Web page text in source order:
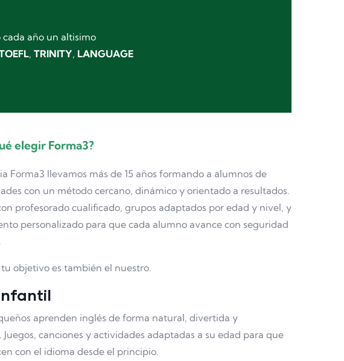
año un altisimo
, TRINITY, LANGUAGE
elegir Forma3?
Forma3 llevamos más de 15 años formando a alumnos de
con un método cercano, dinámico y orientado a resultados.
profesorado cualificado, grupos adaptados por edad y nivel, y
personalizado para que cada alumno avance con seguridad
tu objetivo es también el nuestro.
aprenden inglés de forma natural, divertida y
canciones y actividades adaptadas a su edad para que
con el idioma desde el principio.